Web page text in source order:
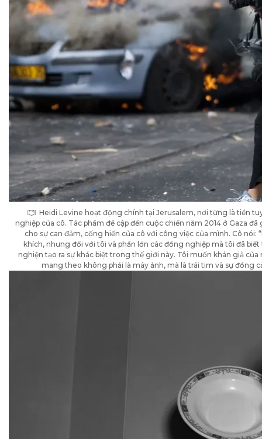
Heidi Levine hoạt động chính tại Jerusalem, nơi từng là tiền
nghiệp của cô. Tác phẩm đề cập đến cuộc chiến năm 2014 ở Gaza
cho sự can đảm, cống hiến của cô với công việc của mình. Cô
khích, nhưng đối với tôi và phần lớn các đồng nghiệp mà tôi đã
nghiện tạo ra sự khác biệt trong thế giới này. Tôi muốn khán giả
mang theo không phải là máy ảnh, mà là trái tim và sự đồng